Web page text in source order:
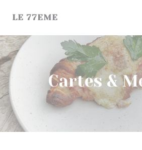
LE 77EME
Cartes &